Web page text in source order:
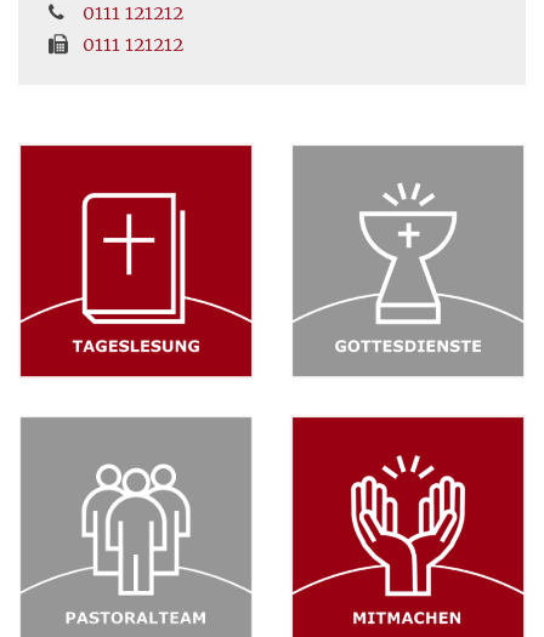
0111 121212
0111 121212